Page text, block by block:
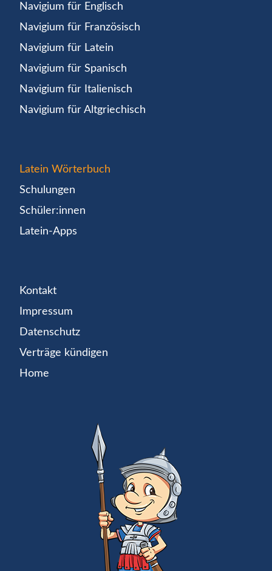
Navigium für Englisch
Navigium für Französisch
Navigium für Latein
Navigium für Spanisch
Navigium für Italienisch
Navigium für Altgriechisch
Latein Wörterbuch
Schulungen
Schüler:innen
Latein-Apps
Kontakt
Impressum
Datenschutz
Verträge kündigen
Home